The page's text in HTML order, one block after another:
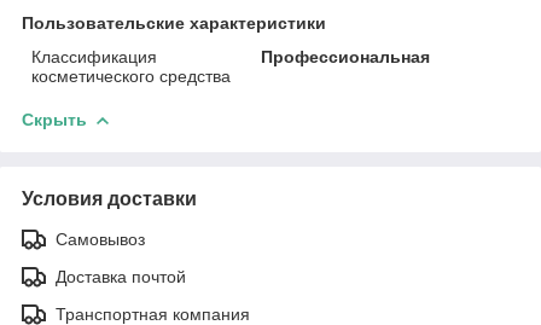
Пользовательские характеристики
Классификация
косметического средства
Профессиональная
Скрыть
Условия доставки
Самовывоз
Доставка почтой
Транспортная компания